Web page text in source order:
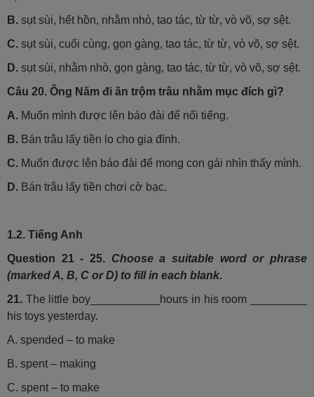
B. sụt sùi, hết hồn, nhằm nhò, tao tác, từ từ, vò võ, sợ sệt.
C. sụt sùi, cuối cùng, gọn gàng, tao tác, từ từ, vò võ, sợ sệt.
D. sụt sùi, nhằm nhò, gọn gàng, tao tác, từ từ, vò võ, sợ sệt.
Câu 20. Ông Năm đi ăn trộm trâu nhằm mục đích gì?
A. Muốn mình được lên báo đài để nổi tiếng.
B. Bán trâu lấy tiền lo cho gia đình.
C. Muốn được lên báo đài để mong con gái nhìn thấy mình.
D. Bán trâu lấy tiền chơi cờ bạc.
1.2. Tiếng Anh
Question 21 - 25. Choose a suitable word or phrase
(marked A, B, C or D) to fill in each blank.
21. The little boy___________hours in his room _________
his toys yesterday.
A. spended – to make
B. spent – making
C. spent – to make